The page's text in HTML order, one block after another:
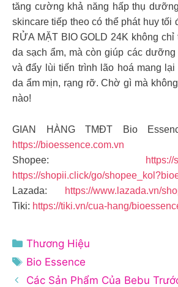
tăng cường khả năng hấp thụ
skincare tiếp theo có thể phát huy tối
RỬA MẶT BIO GOLD 24K không
da sạch ẩm, mà còn giúp các
và đẩy lùi tiến trình lão hoá mang
da ẩm mịn, rạng rỡ. Chờ gì mà
nào!
GIAN HÀNG TMĐT Bio
https://bioessence.com.vn
Shopee:
https://
https://shopii.click/go/
Lazada:
https://www.lazada.vn/
Tiki: https://tiki.vn/cua-hang/
Danh
mục
Thương Hiệu
Thẻ
Bio Essence
Các Sản Phẩm Của Bebu